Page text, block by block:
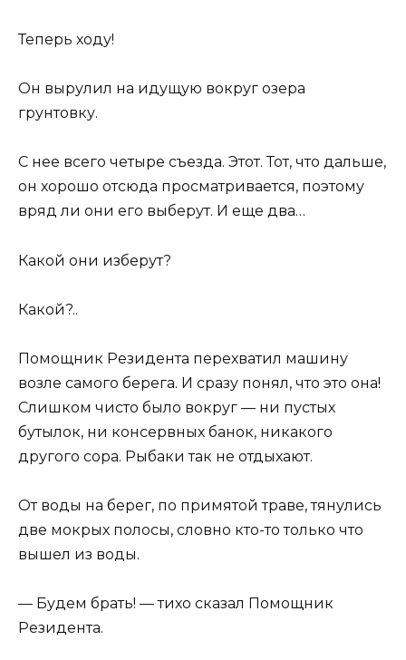
Теперь ходу!
Он вырулил на идущую вокруг озера
грунтовку.
С нее всего четыре съезда. Этот. Тот, что дальше,
он хорошо отсюда просматривается, поэтому
вряд ли они его выберут. И еще два…
Какой они изберут?
Какой?..
Помощник Резидента перехватил машину
возле самого берега. И сразу понял, что это она!
Слишком чисто было вокруг — ни пустых
бутылок, ни консервных банок, никакого
другого сора. Рыбаки так не отдыхают.
От воды на берег, по примятой траве, тянулись
две мокрых полосы, словно кто-то только что
вышел из воды.
— Будем брать! — тихо сказал Помощник
Резидента.